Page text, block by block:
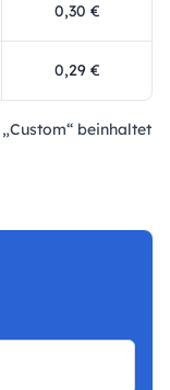
0,30 €
0,29 €
beinhaltet